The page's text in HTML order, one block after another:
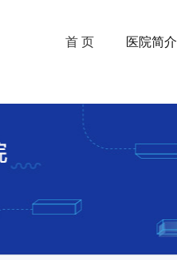
首 页 医院简介